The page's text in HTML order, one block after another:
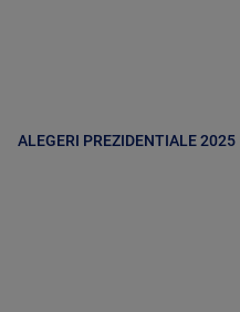
ALEGERI PREZIDENTIALE 2025